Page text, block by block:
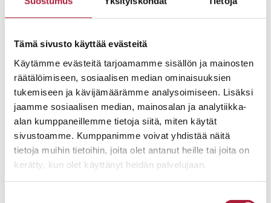
Tämä sivusto käyttää evästeitä
Käytämme evästeitä tarjoamamme sisällön ja mainosten
räätälöimiseen, sosiaalisen median ominaisuuksien
tukemiseen ja kävijämäärämme analysoimiseen. Lisäksi
jaamme sosiaalisen median, mainosalan ja analytiikka-
alan kumppaneillemme tietoja siitä, miten käytät
sivustoamme. Kumppanimme voivat yhdistää näitä
tietoja muihin tietoihin, joita olet antanut heille tai joita on
kerätty, kun olet käyttänyt heidän palvelujaan.
omakotitaloja on sinkuille, parikunnille ja perheille.
Tyylikkäät talomallit on mahdollista sijoittaa
Pidä kiirettä! Tarjoukset ovat voimassa 31.5.2023
saakka.
Tartu tarjoukseen!